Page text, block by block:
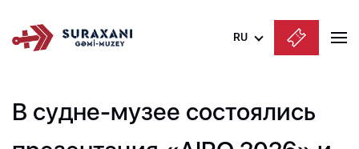
RU
English
В судне-музее состоялись